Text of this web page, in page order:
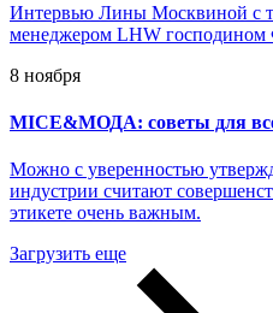
Интервью Лины Москвиной с
менеджером LHW
8 ноября
MICE&МОДА: советы для
Можно с уверенностью
индустрии считают
этикете очень важным.
Загрузить еще